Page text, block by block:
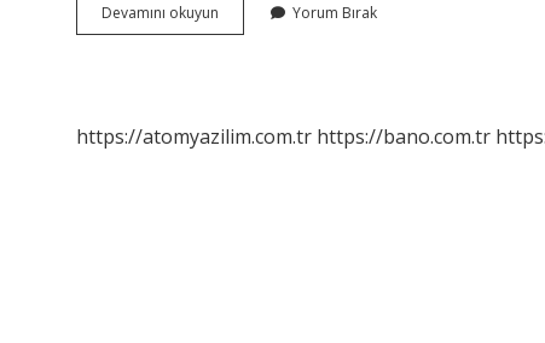
Devamını okuyun Oksimoron
Ne
Yorum Bırak
https://atomyazilim.com.tr https://bano.com.tr